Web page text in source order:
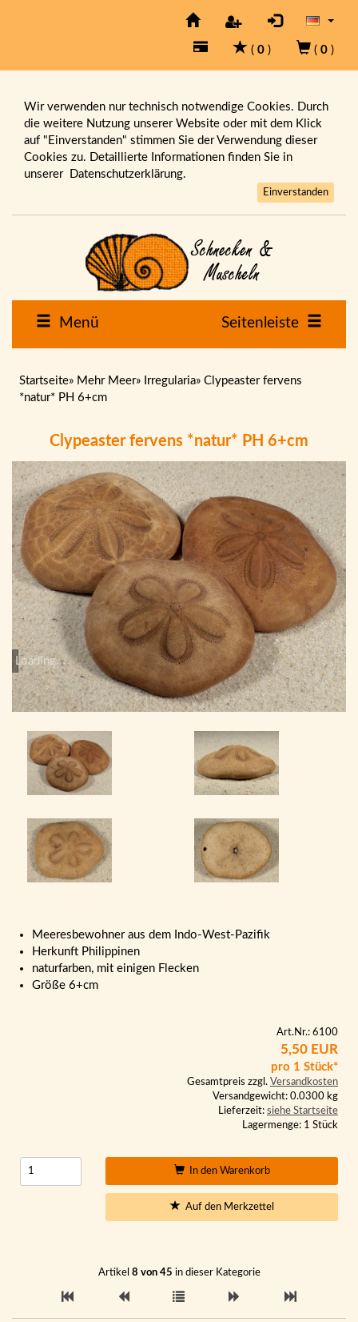
( 0 ) ( 0 )
Wir verwenden nur technisch notwendige Cookies. Durch
die weitere Nutzung unserer Website oder mit dem Klick
auf "Einverstanden" stimmen Sie der Verwendung dieser
Cookies zu. Detaillierte Informationen finden Sie in
unserer Datenschutzerklärung.
Einverstanden
Menü Seitenleiste
Startseite» Mehr Meer» Irregularia» Clypeaster fervens
*natur* PH 6+cm
Clypeaster fervens *natur* PH 6+cm
Loading...
Meeresbewohner aus dem Indo-West-Pazifik
Herkunft Philippinen
naturfarben, mit einigen Flecken
Größe 6+cm
Art.Nr.: 6100
5,50 EUR
pro 1 Stück*
Gesamtpreis zzgl. Versandkosten
Versandgewicht: 0.0300 kg
Lieferzeit: siehe Startseite
Lagermenge: 1 Stück
In den Warenkorb
Auf den Merkzettel
Artikel 8 von 45 in dieser Kategorie